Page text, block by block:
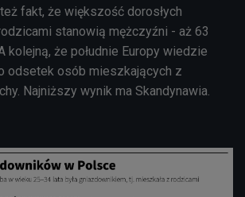
fakt, że większość dorosłych
stanowią mężczyźni - aż 63
kolejną, że południe Europy wiedzie
odsetek osób mieszkających z
Najniższy wynik ma Skandynawia.